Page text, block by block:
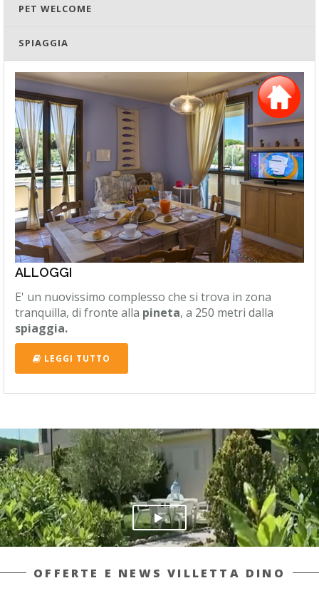
PET WELCOME
SPIAGGIA
ALLOGGI
E' un nuovissimo complesso che si trova in zona
tranquilla, di fronte alla pineta, a 250 metri dalla
spiaggia.
LEGGI TUTTO
OFFERTE E NEWS VILLETTA DINO